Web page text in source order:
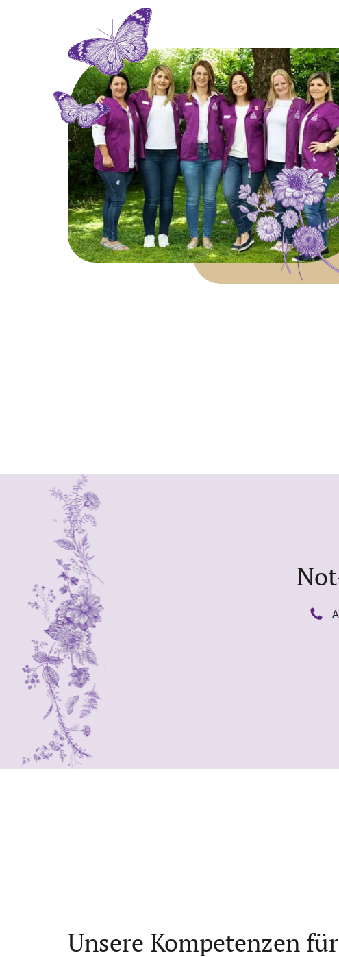
Unsere Kompetenzen